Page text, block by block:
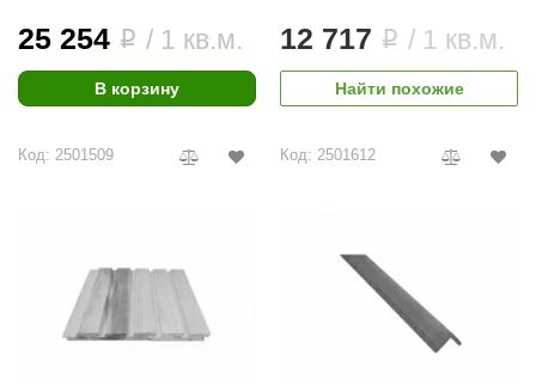
25 254 i / 1 кв.м.
В корзину
12 717 i / 1 кв.м.
Найти похожие
Код: 2501509 Код: 2501612